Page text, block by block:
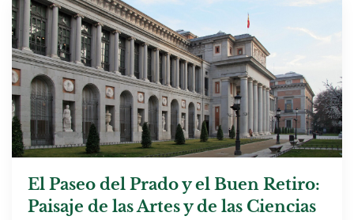
El Paseo del Prado y el Buen Retiro:
Paisaje de las Artes y de las Ciencias